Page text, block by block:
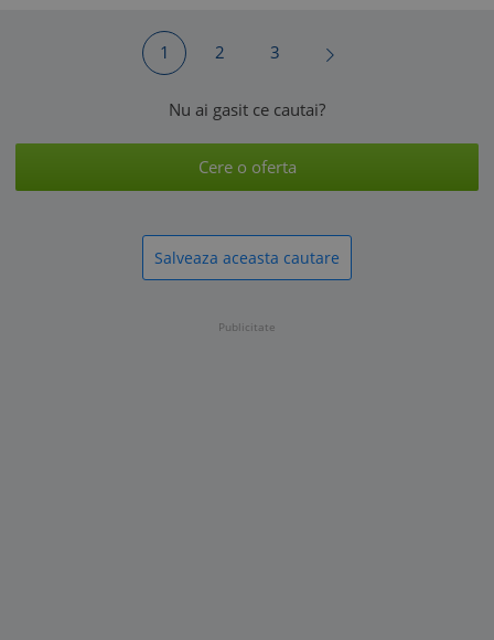
1 2 3
Nu ai gasit ce cautai?
Cere o oferta
Salveaza aceasta cautare
Publicitate